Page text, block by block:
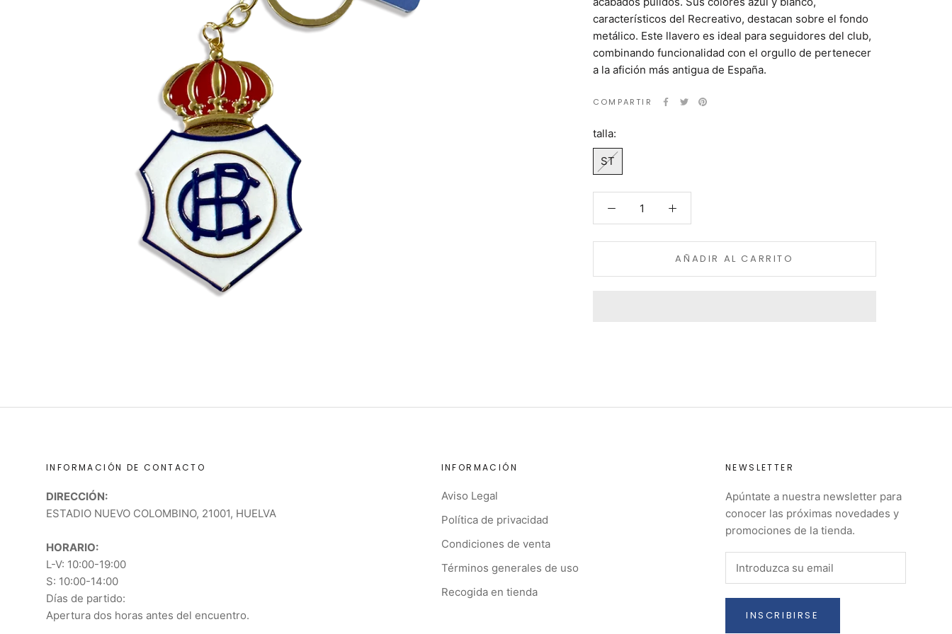
característicos del Recreativo, destacan sobre el fondo
metálico. Este llavero es ideal para seguidores del club,
combinando funcionalidad con el orgullo de pertenecer
a la afición más antigua de España.
COMPARTIR
talla:
ST
AÑADIR AL CARRITO
INFORMACIÓN DE CONTACTO
DIRECCIÓN:
ESTADIO NUEVO COLOMBINO, 21001, HUELVA
HORARIO:
L-V: 10:00-19:00
S: 10:00-14:00
Días de partido:
Apertura dos horas antes del encuentro.
INFORMACIÓN
Aviso Legal
Política de privacidad
Condiciones de venta
Términos generales de uso
Recogida en tienda
NEWSLETTER
Apúntate a nuestra newsletter para
conocer las próximas novedades y
promociones de la tienda.
INSCRIBIRSE